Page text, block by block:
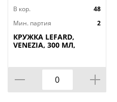
В кор.
48
Мин. партия
2
КРУЖКА LEFARD,
VENEZIA, 300 МЛ,